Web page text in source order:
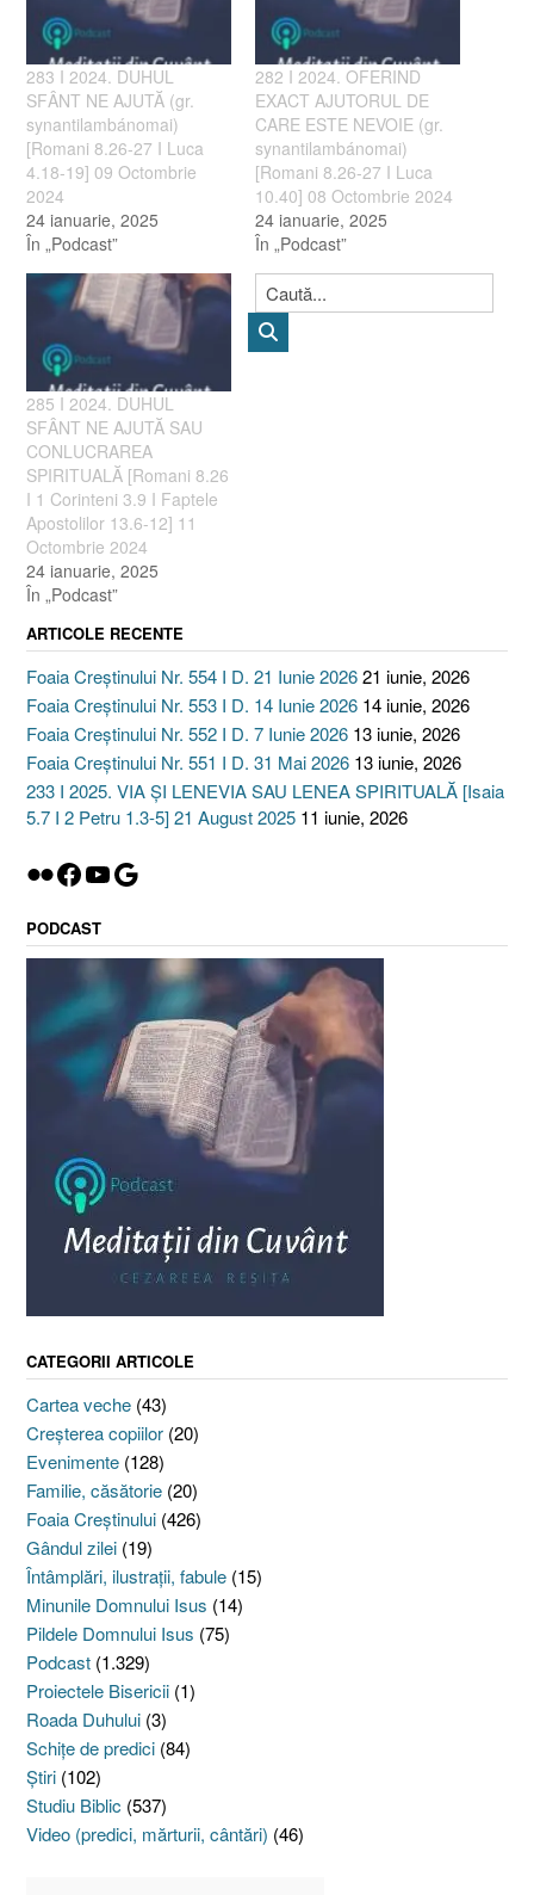
283 I 2024. DUHUL
SFÂNT NE AJUTĂ (gr.
synantilambánomai)
[Romani 8.26-27 I Luca
4.18-19] 09 Octombrie
2024
24 ianuarie, 2025
În „Podcast”
282 I 2024. OFERIND
EXACT AJUTORUL DE
CARE ESTE NEVOIE (gr.
synantilambánomai)
[Romani 8.26-27 I Luca
10.40] 08 Octombrie 2024
24 ianuarie, 2025
În „Podcast”
285 I 2024. DUHUL
SFÂNT NE AJUTĂ SAU
CONLUCRAREA
SPIRITUALĂ [Romani 8.26
I 1 Corinteni 3.9 I Faptele
Apostolilor 13.6-12] 11
Octombrie 2024
24 ianuarie, 2025
În „Podcast”
ARTICOLE RECENTE
Foaia Creștinului Nr. 554 I D. 21 Iunie 202621 iunie, 2026
Foaia Creștinului Nr. 553 I D. 14 Iunie 2026 14 iunie, 2026
Foaia Creștinului Nr. 552 I D. 7 Iunie 2026 13 iunie, 2026
Foaia Creștinului Nr. 551 I D. 31 Mai 2026 13 iunie, 2026
233 I 2025. VIA ȘI LENEVIA SAU LENEA SPIRITUALĂ [Isaia
5.7 I 2 Petru 1.3-5] 21 August 2025 11 iunie, 2026
Flickr
Facebook
YouTube
Google
PODCAST
CATEGORII ARTICOLE
Cartea veche (43)
Creşterea copiilor (20)
Evenimente (128)
Familie, căsătorie (20)
Foaia Creştinului (426)
Gândul zilei (19)
Întâmplări, ilustraţii, fabule (15)
Minunile Domnului Isus (14)
Pildele Domnului Isus (75)
Podcast (1.329)
Proiectele Bisericii (1)
Roada Duhului (3)
Schiţe de predici (84)
Ştiri (102)
Studiu Biblic (537)
Video (predici, mărturii, cântări) (46)